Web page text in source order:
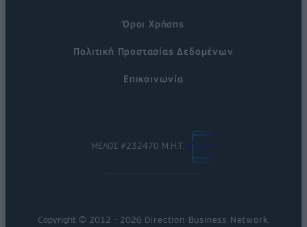
Όροι Χρήσης
Πολιτική Προστασίας Δεδομένων
Επικοινωνία
ΜΕΛΟΣ #232470 Μ.Η.Τ.
Copyright © 2012 - 2026 Direction Business Network